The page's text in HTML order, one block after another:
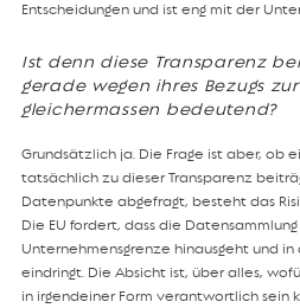
Entscheidungen und ist eng mit der
Ist denn diese Transparenz
gerade wegen ihres Bezugs
gleichermassen bedeutend?
Grundsätzlich ja. Die Frage ist aber, ob
tatsächlich zu dieser Transparenz
Datenpunkte abgefragt, besteht das
Die EU fordert, dass die
Unternehmensgrenze hinausgeht und
eindringt. Die Absicht ist, über alles,
in irgendeiner Form verantwortlich sein